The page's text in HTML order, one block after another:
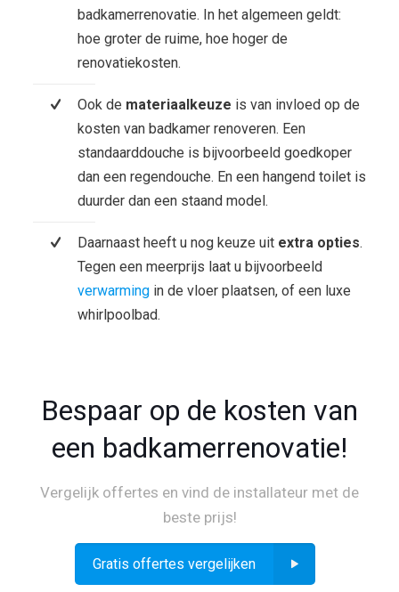
badkamerrenovatie. In het algemeen geldt:
hoe groter de ruime, hoe hoger de
renovatiekosten.
Ook de materiaalkeuze is van invloed op de
kosten van badkamer renoveren. Een
standaarddouche is bijvoorbeeld goedkoper
dan een regendouche. En een hangend toilet is
duurder dan een staand model.
Daarnaast heeft u nog keuze uit extra opties.
Tegen een meerprijs laat u bijvoorbeeld
verwarmingin de vloer plaatsen, of een luxe
whirlpoolbad.
Bespaar op de kosten van
een badkamerrenovatie!
Vergelijk offertes en vind de installateur met de
beste prijs!
Gratis offertes vergelijken